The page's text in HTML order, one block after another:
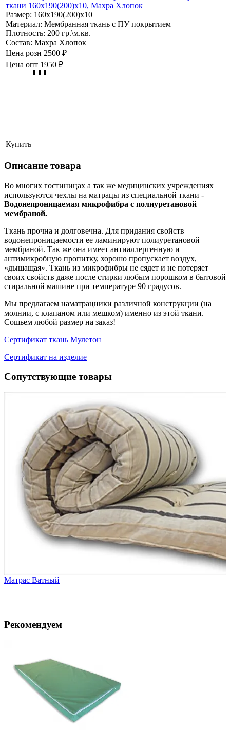
ткани 160х190(200)х10, Махра Хлопок
Размер: 160х190(200)х10
Материал: Мембранная ткань с ПУ покрытием
Плотность: 200 гр.\м.кв.
Состав: Махра Хлопок
Цена розн 2500 ₽
Цена опт 1950 ₽
Купить
Описание товара
Во многих гостиницах а так же медицинских учреждениях
используются чехлы на матрацы из специальной ткани -
Водонепроницаемая микрофибра с полиуретановой
мембраной.
Ткань прочна и долговечна. Для придания свойств
водонепроницаемости ее ламинируют полиуретановой
мембраной. Так же она имеет антиаллергенную и
антимикробную пропитку, хорошо пропускает воздух,
«дышащая». Ткань из микрофибры не сядет и не потеряет
своих свойств даже после стирки любым порошком в бытовой
стиральной машине при температуре 90 градусов.
Мы предлагаем наматрацники различной конструкции (на
молнии, с клапаном или мешком) именно из этой ткани.
Сошьем любой размер на заказ!
Сертификат ткань Мулетон
Сертификат на изделие
Сопутствующие товары
Матрас Ватный
Рекомендуем